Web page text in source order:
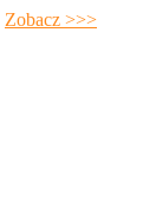
Zobacz >>>